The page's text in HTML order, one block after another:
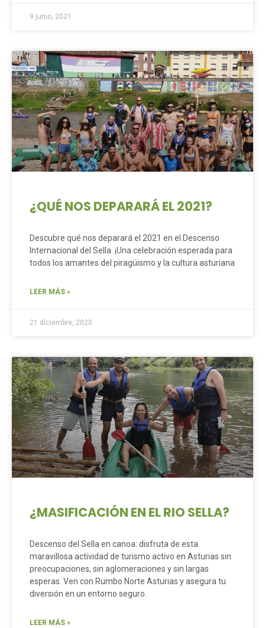
9 junio, 2021
¿QUÉ NOS DEPARARÁ EL 2021?
Descubre qué nos deparará el 2021 en el Descenso
Internacional del Sella. ¡Una celebración esperada para
todos los amantes del piragüismo y la cultura asturiana
LEER MÁS »
21 diciembre, 2020
¿MASIFICACIÓN EN EL RIO SELLA?
Descenso del Sella en canoa: disfruta de esta
maravillosa actividad de turismo activo en Asturias sin
preocupaciones, sin aglomeraciones y sin largas
esperas. Ven con Rumbo Norte Asturias y asegura tu
diversión en un entorno seguro.
LEER MÁS »